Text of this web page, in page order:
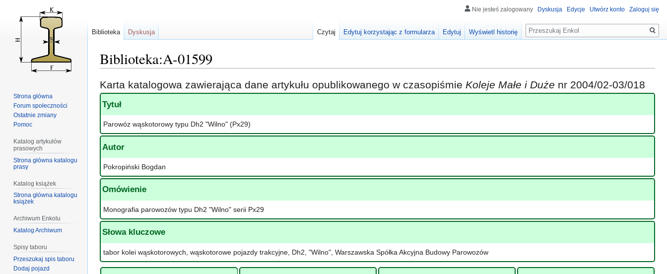
Biblioteka:A-01599
Przejdź
do
nawigacji
Przejdź
do
wyszukiwania
Karta katalogowa zawierająca dane artykułu opublikowanego w czasopiśmie Koleje Małe i Duże nr 2004/02-03/018
Tytuł
Parowóz wąskotorowy typu Dh2 "Wilno" (Px29)
Autor
Pokropiński Bogdan
Omówienie
Monografia parowozów typu Dh2 "Wilno" serii Px29
Słowa kluczowe
tabor kolei wąskotorowych, wąskotorowe pojazdy trakcyjne, Dh2, "Wilno", Warszawska Spółka Akcyjna Budowy Parowozów
Nie jesteś zalogowany Dyskusja Edycje Utwórz konto Zaloguj się
Biblioteka Dyskusja Czytaj Edytuj korzystając z formularza Edytuj Wyświetl historię
Szukaj
Strona główna
Forum społeczności
Ostatnie zmiany
Pomoc
Katalog artykułów
prasowych
Strona główna katalogu
prasy
Katalog książek
Strona główna katalogu
książek
Archiwum Enkolu
Katalog Archiwum
Spisy taboru
Przeszukaj spis taboru
Dodaj pojazd